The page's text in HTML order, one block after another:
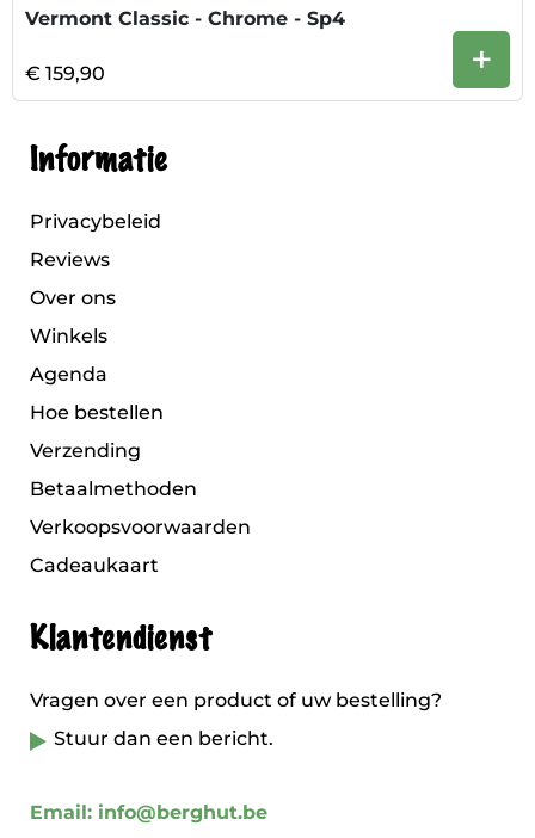
Vermont Classic - Chrome - Sp4
€ 159,90 +
Informatie
Privacybeleid
Reviews
Over ons
Winkels
Agenda
Hoe bestellen
Verzending
Betaalmethoden
Verkoopsvoorwaarden
Cadeaukaart
Klantendienst
Vragen over een product of uw bestelling?
Stuur dan een bericht.
Email: info@berghut.be